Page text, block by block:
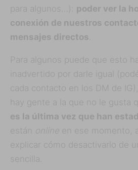
para algunos…): poder ver la
conexión de nuestros
mensajes directos
Para algunos puede que esto
inadvertido por darle igual
cada contacto en los DM de
hay gente a la que no le gusta
es la última vez que han
están online en ese momento,
explicar cómo desactivarlo de
sencilla.